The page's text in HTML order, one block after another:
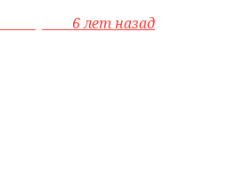
6 лет назад